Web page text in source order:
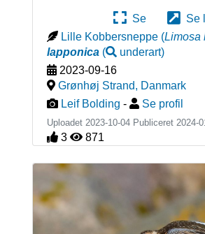
Se
Se
Lille Kobbersneppe (Limosa
lapponica( underart)
2023-09-16
Grønhøj Strand, Danmark
Leif Bolding - Se profil
Uploadet 2023-10-04 Publiceret 2024-
3 871